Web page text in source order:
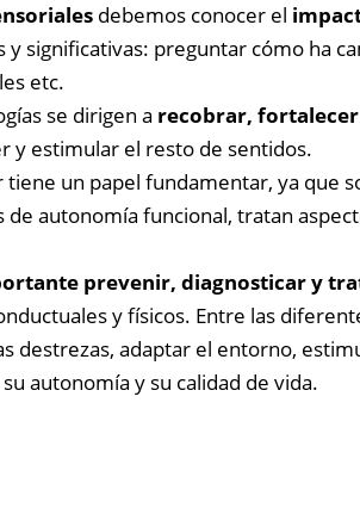
debemos conocer el
significativas: preguntar cómo ha
etc.
se dirigen a recobrar,
y estimular el resto de sentidos.
un papel fundamentar, ya que
autonomía funcional, tratan
prevenir, diagnosticar y
y físicos. Entre las
destrezas, adaptar el entorno,
autonomía y su calidad de vida.